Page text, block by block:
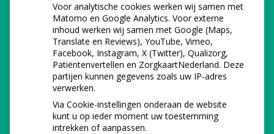
Voor analytische cookies werken wij samen met
Matomo en Google Analytics. Voor externe
inhoud werken wij samen met Google (Maps,
Translate en Reviews), YouTube, Vimeo,
Facebook, Instagram, X (Twitter), Qualizorg,
Patiëntenvertellen en ZorgkaartNederland. Deze
partijen kunnen gegevens zoals uw IP-adres
verwerken.
Via Cookie-instellingen onderaan de website
kunt u op ieder moment uw toestemming
intrekken of aanpassen.